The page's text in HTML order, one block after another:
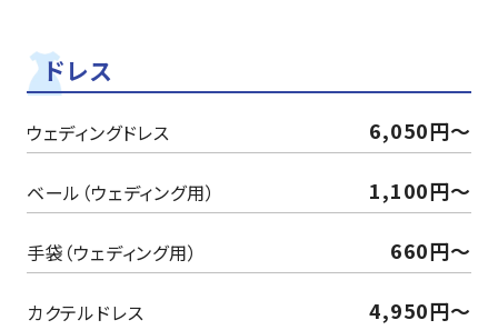
ドレス
ウェディングドレス 6,050円〜
ベール（ウェディング用） 1,100円〜
手袋（ウェディング用） 660円〜
カクテルドレス 4,950円〜